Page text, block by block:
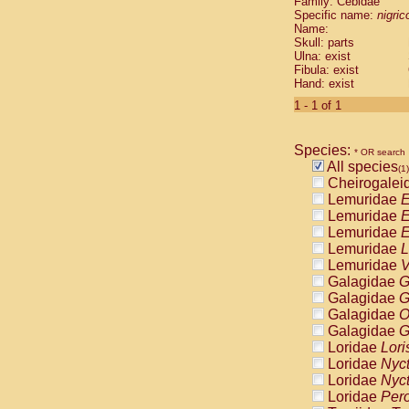
Cebidae
Cebidae
Cebidae
Cebidae
Cebidae
Cebidae
Cebidae
Cebidae
Cebidae
Cebidae
Cebidae
Cebidae
Atelidae
Atelidae
Atelidae
Atelidae
Atelidae
Atelidae
Atelidae
Atelidae
Atelidae
Atelidae
Pitheciidae
Specific name:
Name:
Skull: parts
Ulna: exist
Fibula: exist
Hand: exist
1 - 1 of 1
Species: * OR search
All species(1)
Lemuridae
Lemuridae
Lemuridae
Lemuridae
Lemuridae
Galagidae
Galagidae
Galagidae
Galagidae
Loridae
Loridae
Loridae
Loridae